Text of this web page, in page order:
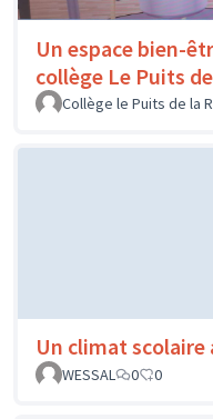
Un espace bien-
collège Le Puits
Collège le Puits de la
Un climat scolaire
WESSAL
0 0